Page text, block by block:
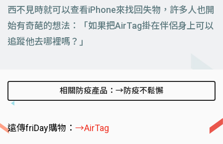
西不見時就可以查看iPhone來找回失物，許多人也開
始有奇葩的想法：「如果把AirTag掛在伴侶身上可以
追蹤他去哪裡嗎？」
相關防疫產品：→防疫不鬆懈
遠傳friDay購物： →AirTag